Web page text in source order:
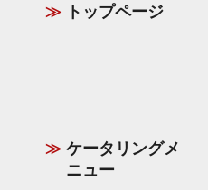
トップページ
ケータリングメ
ニュー